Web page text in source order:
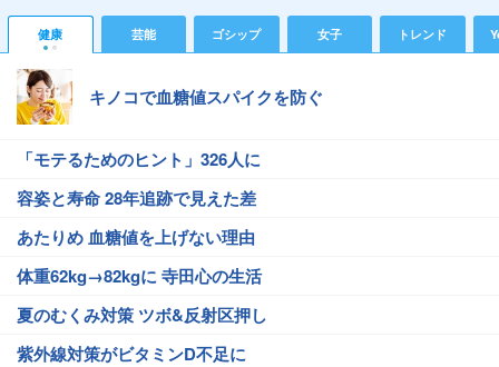
健康 芸能 ゴシップ 女子 トレンド
キノコで血糖値スパイクを防ぐ
「モテるためのヒント」326人に
容姿と寿命 28年追跡で見えた差
あたりめ 血糖値を上げない理由
体重62kg→82kgに 寺田心の生活
夏のむくみ対策 ツボ&反射区押し
紫外線対策がビタミンD不足に